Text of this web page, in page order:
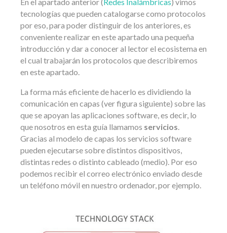
tecnologías que pueden catalogarse como protocolos
por eso, para poder distinguir de los anteriores, es
conveniente realizar en este apartado una pequeña
introducción y dar a conocer al lector el ecosistema en
el cual trabajarán los protocolos que describiremos
en este apartado.
La forma más eficiente de hacerlo es dividiendo la
comunicación en capas (ver figura siguiente) sobre las
que se apoyan las aplicaciones software, es decir, lo
que nosotros en esta guía llamamos servicios.
Gracias al modelo de capas los servicios software
pueden ejecutarse sobre distintos dispositivos,
distintas redes o distinto cableado (medio). Por eso
podemos recibir el correo electrónico enviado desde
un teléfono móvil en nuestro ordenador, por ejemplo.